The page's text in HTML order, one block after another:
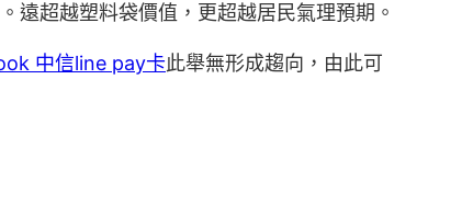
遠超越塑料袋價值，更超越居民氣理預期。
中信line pay卡此舉無形成趨向，由此可